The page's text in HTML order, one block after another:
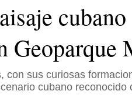
Geoparque
con sus curiosas
cubano